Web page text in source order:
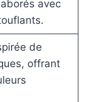
avec
de
offrant